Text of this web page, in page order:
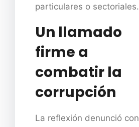
particulares o sectoriales.
Un llamado
firme a
combatir la
corrupción
La reflexión denunció con